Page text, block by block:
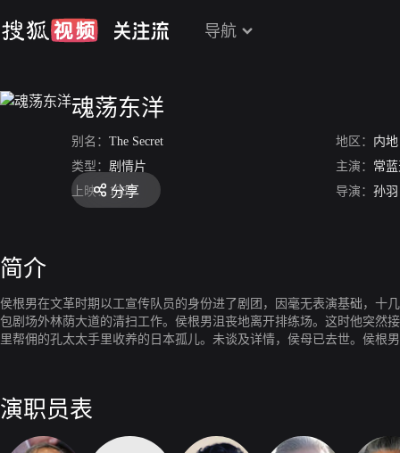
导航
魂荡东洋
别名： The Secret 地区： 内地
类型： 剧情片 主演： 常
上映： 1987 导演： 孙羽
分享
简介
侯根男在文革时期以工宣传队员的身份进了剧团，因毫无表演基础，十
包剧场外林荫大道的清扫工作。侯根男沮丧地离开排练场。这时他突然
里帮佣的孔太太手里收养的日本孤儿。未谈及详情，侯母已去世。侯根
与日本使馆取得联系。日方果然为他找到孔太太当年做工的水野家的
演职员表